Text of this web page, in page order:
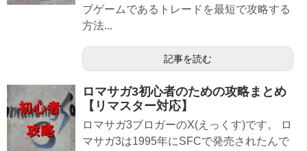
ブゲームであるトレードを最短で攻略する
方法...
記事を読む
ロマサガ3初心者のための攻略まとめ
【リマスター対応】
ロマサガ3ブロガーのX(えっくす)です。 ロ
マサガ3は1995年にSFCで発売されたんで